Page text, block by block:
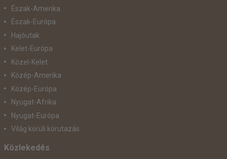
Észak-Amerika
Észak-Európa
Hajóutak
Kelet-Európa
Közel-Kelet
Közép-Amerika
Közép-Európa
Nyugat-Afrika
Nyugat-Európa
Világ körüli körutazás
Közlekedés